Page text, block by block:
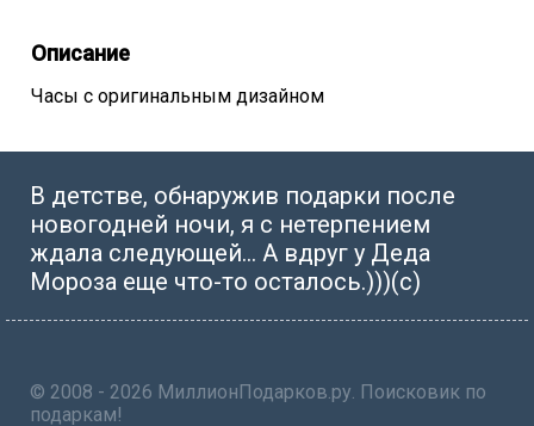
Описание
Часы с оригинальным дизайном
В детстве, обнаружив подарки после
новогодней ночи, я с нетерпением
ждала следующей… А вдруг у Деда
Мороза еще что-то осталось.)))(с)
© 2008 - 2026 МиллионПодарков.ру. Поисковик по
подаркам!